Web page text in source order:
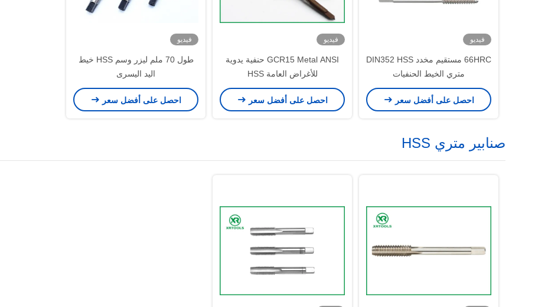
فيديو
66HRC مستقيم مخدد DIN352 HSS
متري الخيط الحنفيات
احصل على أفضل سعر
فيديو
GCR15 Metal ANSI حنفية يدوية
للأغراض العامة HSS
احصل على أفضل سعر
فيديو
طول 70 ملم ليزر وسم HSS خيط
اليد اليسرى
احصل على أفضل سعر
صنابير متري HSS